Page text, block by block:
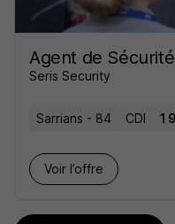
Agent de
Seris Security
Sarrians - 84 CDI 1
Voir l’offre